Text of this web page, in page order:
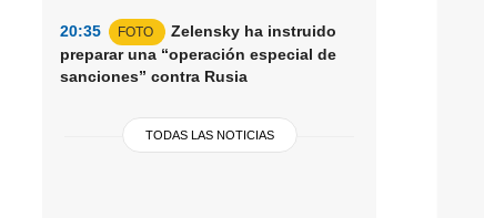
20:35 FOTO
Zelensky ha instruido
preparar una “operación especial de
sanciones” contra Rusia
TODAS LAS NOTICIAS